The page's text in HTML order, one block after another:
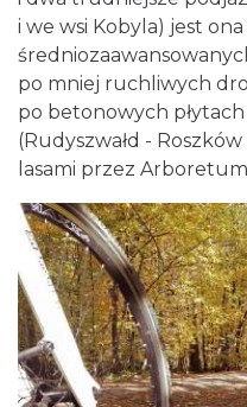
i we wsi Kobyla) jest
po mniej ruchliwych
po betonowych płytach
(Rudyszwałd -
lasami przez